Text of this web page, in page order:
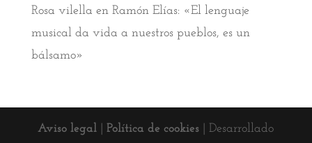
Rosa vilella en Ramón Elías: «El lenguaje
musical da vida a nuestros pueblos, es un
bálsamo»
Aviso legal |Política de cookies | Desarrollado